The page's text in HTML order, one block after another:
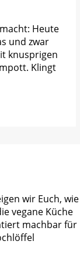
Heute
und zwar
knusprigen
Klingt
wir Euch, wie
vegane Küche
machbar für